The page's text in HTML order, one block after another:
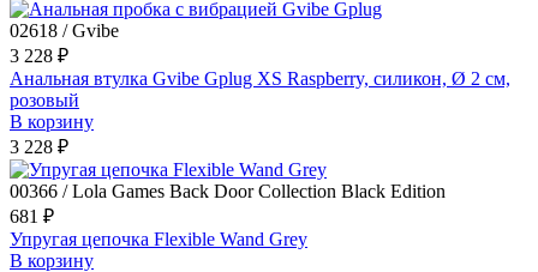
02618 / Gvibe
3 228 ₽
Анальная втулка Gvibe Gplug XS Raspberry, силикон, Ø 2 см,
розовый
В корзину
3 228 ₽
00366 / Lola Games Back Door Collection Black Edition
681 ₽
Упругая цепочка Flexible Wand Grey
В корзину